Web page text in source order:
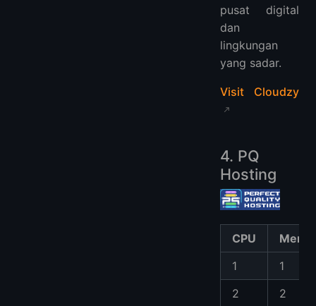
pusat digital
dan
lingkungan
yang sadar.
Visit Cloudzy
4. PQ
Hosting
CPU
1
1
2
2